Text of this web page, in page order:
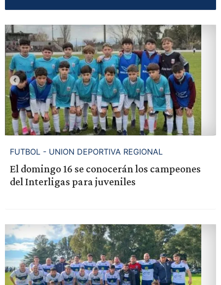
FUTBOL - UNION DEPORTIVA REGIONAL
El domingo 16 se conocerán los campeones
del Interligas para juveniles